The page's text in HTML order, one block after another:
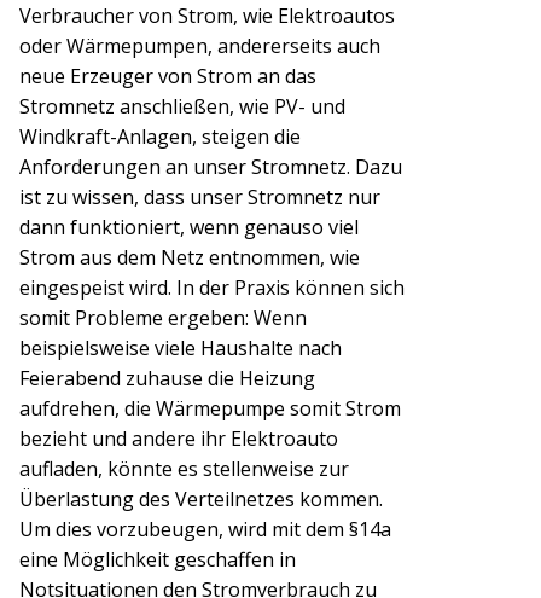
Verbraucher von Strom, wie Elektroautos
oder Wärmepumpen, andererseits auch
neue Erzeuger von Strom an das
Stromnetz anschließen, wie PV- und
Windkraft-Anlagen, steigen die
Anforderungen an unser Stromnetz. Dazu
ist zu wissen, dass unser Stromnetz nur
dann funktioniert, wenn genauso viel
Strom aus dem Netz entnommen, wie
eingespeist wird. In der Praxis können sich
somit Probleme ergeben: Wenn
beispielsweise viele Haushalte nach
Feierabend zuhause die Heizung
aufdrehen, die Wärmepumpe somit Strom
bezieht und andere ihr Elektroauto
aufladen, könnte es stellenweise zur
Überlastung des Verteilnetzes kommen.
Um dies vorzubeugen, wird mit dem §14a
eine Möglichkeit geschaffen in
Notsituationen den Stromverbrauch zu